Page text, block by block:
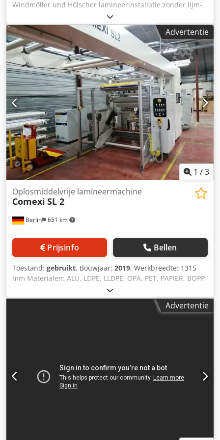
en doseereenheid: Fabrikant: DOPAG, Zwitserland Model:
Variomix Verwarmingselementen. 1 trolley voor het
monteren van overdrachtswalsen voor lijmen. Elektrische
aansluiting: 220 / 3 x 400 V, 50 Hz Geïnstalleerd vermogen
180 kW Maximaal opgenomen stroom 90 A Gemiddeld
vermogen 35 kW Persluchtaansluiting: Inlaatdruk: 7 en 10
bar Max. verbruik 400 liter/min. Waterverbruik: 2000
liter/uur Diverse reserveonderdelen. Normen: CE, CEE 89 /
392 ff. EN 60 204-1, SUVA Cjdpfx Asy Hgwpoprsrf Toestand:
Gebruikt Beschikbaarheid: Per direct
Windmöller und Hölscher lamineerinstallatie zonder lijm-
en applicatie-units beschikbaar. Baanbreedte: 1420 mm,
coatingbreedte: 1400 mm, max. rolldiameter: 1000 mm,
max. rollgewicht: 1300 kg, kern binnen-/buitendiameter: 76
mm/95 mm, max. mechanische snelheid: 460 m/min, min.
materiaal-dikte: 15 mm, max. materiaal-dikte: 250 µm,
totale afmetingen installatie X/Y: 19500 mm/2500 mm. De
installatie werd als een heropwinder gebruikt.
Documentatie aanwezig. Bezichtiging ter plaatse mogelijk.
Codpfex I Rprsx Aprorf
Advertentie
1 /3
Berlin 651 km
Oplosmiddelvrije lamineermachine
Comexi SL 2
Prijsinfo Bellen
Toestand: gebruikt, Bouwjaar: 2019, Werkbreedte: 1315
mm Materialen: ALU, LDPE, LLDPE, OPA, PET, PAPIER, BOPP
Afwikkelas diameter: 1000 mm Opwikkelas diameter: 1500
mm Mechanische snelheid: 500 m/min Primaire
afwikkelaar Max. rol Ø: 1000 mm | Kern: 76 / 152 mm |
mm Hydraulische belading, BST OPG baangeleiding,
fotocel randdetectie Opwikkelaar Max. rol Ø: 1500 mm |
Kern: 76 / 152 mm | Max. gewicht: 2000 kg Baanbreedte:
Advertentie